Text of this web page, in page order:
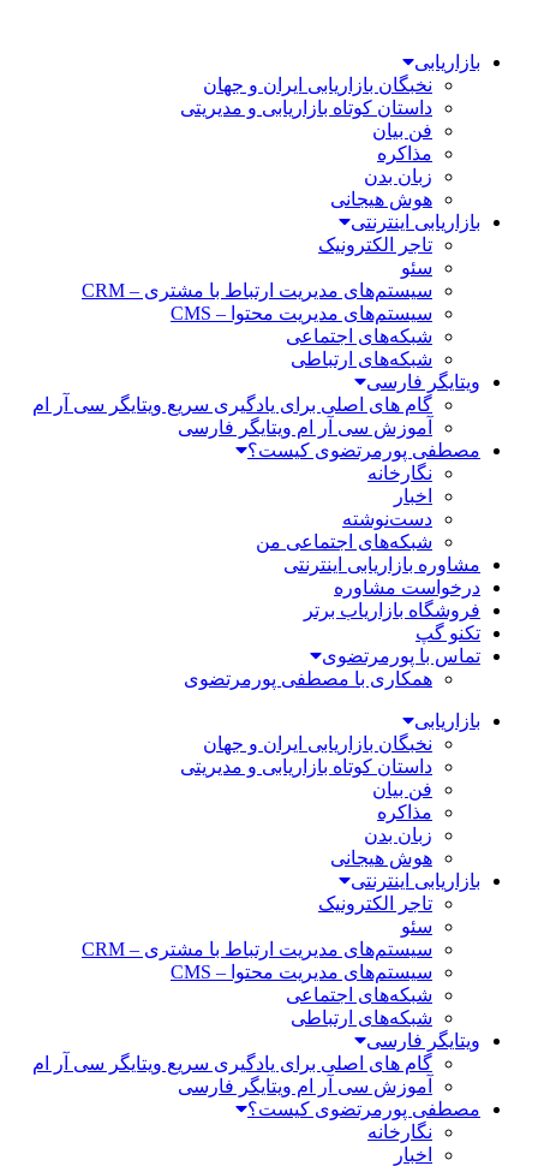
بازاریابی
نخبگان بازاریابی ایران و جهان
داستان کوتاه بازاریابی و مدیریتی
فن بیان
مذاکره
زبان بدن
هوش هیجانی
بازاریابی اینترنتی
تاجر الکترونیک
سئو
سیستم‌های مدیریت ارتباط با مشتری – CRM
سیستم‌های مدیریت محتوا – CMS
شبکه‌های اجتماعی
شبکه‌های ارتباطی
ویتایگر فارسی
گام های اصلی برای یادگیری سریع ویتایگر سی آر ام
آموزش سی آر ام ویتایگر فارسی
مصطفی پورمرتضوی کیست؟
نگارخانه
اخبار
دست‌نوشته
شبکه‌های اجتماعی من
مشاوره بازاریابی اینترنتی
درخواست مشاوره
فروشگاه بازاریاب برتر
تکنو گپ
تماس با پورمرتضوی
همکاری با مصطفی پورمرتضوی
بازاریابی
نخبگان بازاریابی ایران و جهان
داستان کوتاه بازاریابی و مدیریتی
فن بیان
مذاکره
زبان بدن
هوش هیجانی
بازاریابی اینترنتی
تاجر الکترونیک
سئو
سیستم‌های مدیریت ارتباط با مشتری – CRM
سیستم‌های مدیریت محتوا – CMS
شبکه‌های اجتماعی
شبکه‌های ارتباطی
ویتایگر فارسی
گام های اصلی برای یادگیری سریع ویتایگر سی آر ام
آموزش سی آر ام ویتایگر فارسی
مصطفی پورمرتضوی کیست؟
نگارخانه
اخبار